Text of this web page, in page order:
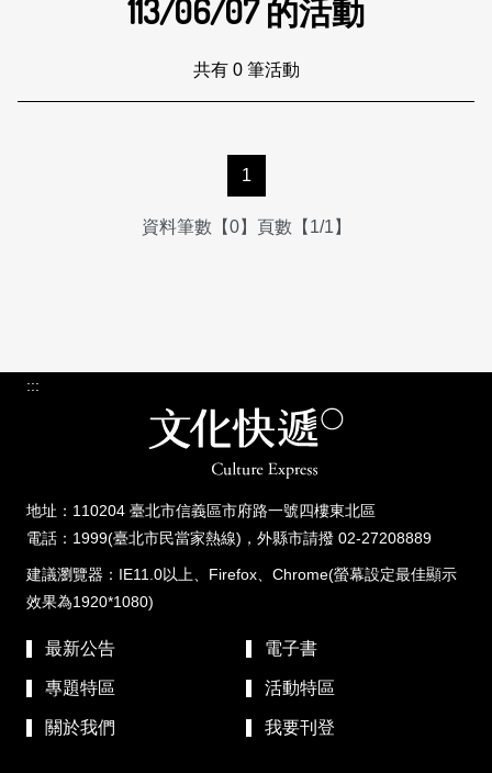
113/06/07的活動
共有 0 筆活動
1
資料筆數【0】頁數【1/1】
:::
地址：110204 臺北市信義區市府路一號四樓東北區
電話：1999(臺北市民當家熱線)，外縣市請撥 02-27208889
建議瀏覽器：IE11.0以上、Firefox、Chrome(螢幕設定最佳顯示
效果為1920*1080)
最新公告 電子書
專題特區 活動特區
關於我們 我要刊登